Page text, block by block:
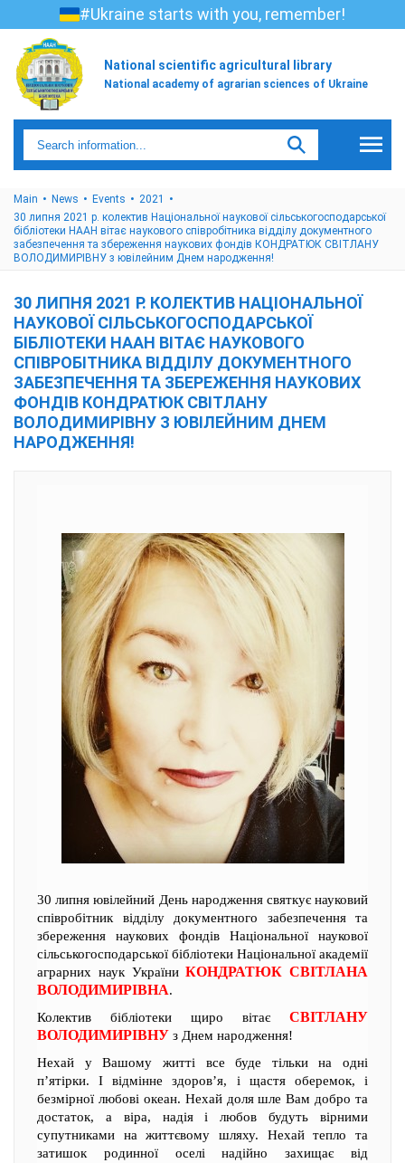
#Ukraine starts with you, remember!
National scientific agricultural library
National academy of agrarian sciences of Ukraine
Main News Events
2021
30 липня 2021 р. колектив Національної наукової сільськогосподарської
бібліотеки НААН вітає наукового співробітника відділу документного
забезпечення та збереження наукових фондів КОНДРАТЮК СВІТЛАНУ
ВОЛОДИМИРІВНУ з ювілейним Днем народження!
30 ЛИПНЯ 2021 Р. КОЛЕКТИВ НАЦІОНАЛЬНОЇ
НАУКОВОЇ СІЛЬСЬКОГОСПОДАРСЬКОЇ
БІБЛІОТЕКИ НААН ВІТАЄ НАУКОВОГО
СПІВРОБІТНИКА ВІДДІЛУ ДОКУМЕНТНОГО
ЗАБЕЗПЕЧЕННЯ ТА ЗБЕРЕЖЕННЯ НАУКОВИХ
ФОНДІВ КОНДРАТЮК СВІТЛАНУ
ВОЛОДИМИРІВНУ З ЮВІЛЕЙНИМ ДНЕМ
НАРОДЖЕННЯ!
30 липня ювілейний День народження святкує науковий
співробітник відділу документного забезпечення та
збереження наукових фондів Національної наукової
сільськогосподарської бібліотеки Національної академії
аграрних наук УкраїниКОНДРАТЮК СВІТЛАНА
ВОЛОДИМИРІВНА.
Колектив бібліотеки щиро вітає СВІТЛАНУ
ВОЛОДИМИРІВНУ з Днем народження!
Нехай у Вашому житті все буде тільки на одні
п’ятірки. І відмінне здоров’я, і щастя оберемок, і
безмірної любові океан. Нехай доля шле Вам добро та
достаток, а віра, надія і любов будуть вірними
супутниками на життєвому шляху. Нехай тепло та
затишок родинної оселі надійно захищає від